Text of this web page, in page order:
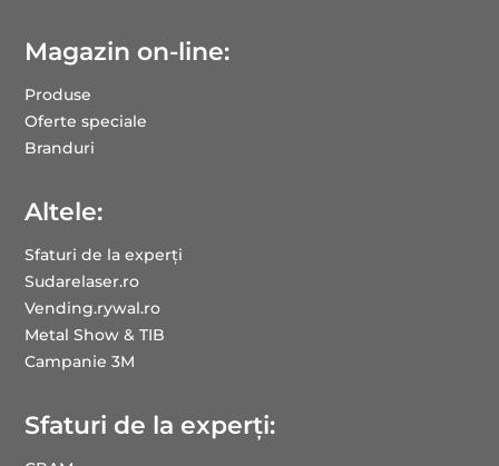
Magazin on-line:
Produse
Oferte speciale
Branduri
Altele:
Sfaturi de la experți
Sudarelaser.ro
Vending.rywal.ro
Metal Show & TIB
Campanie 3M
Sfaturi de la experți: